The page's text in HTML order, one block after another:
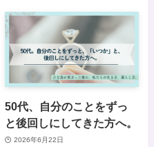
50代、自分のことをずっ
と後回しにしてきた方へ。
2026年6月22日